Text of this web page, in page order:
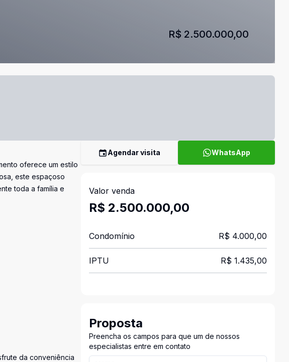
R$ 2.500.000,00
oferece um estilo
este espaçoso
toda a família e
da conveniência
Agendar visita WhatsApp
Valor venda
R$ 2.500.000,00
Condomínio R$ 4.000,00
IPTU R$ 1.435,00
Proposta
Preencha os campos para que um de nossos
especialistas entre em contato